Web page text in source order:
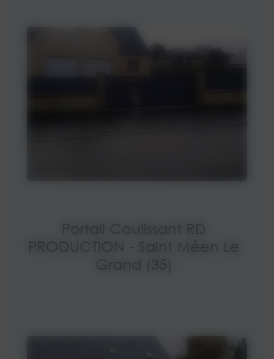
Portail Coulissant RD
PRODUCTION - Saint Méen Le
Grand (35)